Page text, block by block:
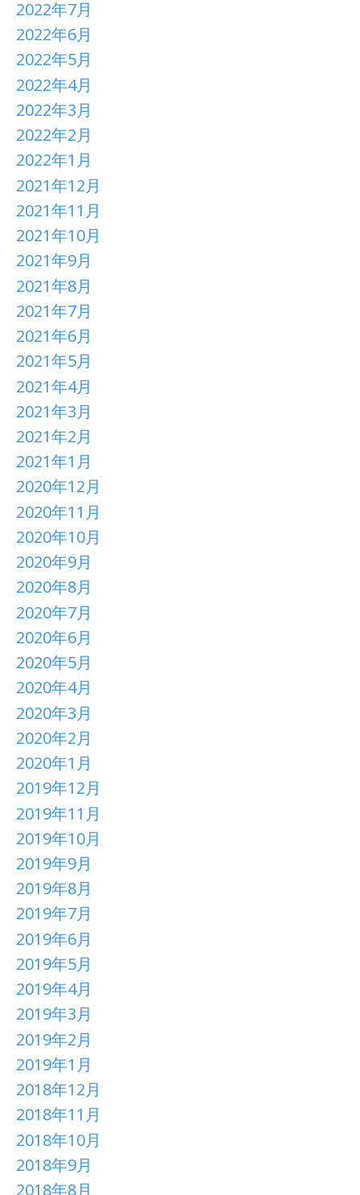
2022年7月
2022年6月
2022年5月
2022年4月
2022年3月
2022年2月
2022年1月
2021年12月
2021年11月
2021年10月
2021年9月
2021年8月
2021年7月
2021年6月
2021年5月
2021年4月
2021年3月
2021年2月
2021年1月
2020年12月
2020年11月
2020年10月
2020年9月
2020年8月
2020年7月
2020年6月
2020年5月
2020年4月
2020年3月
2020年2月
2020年1月
2019年12月
2019年11月
2019年10月
2019年9月
2019年8月
2019年7月
2019年6月
2019年5月
2019年4月
2019年3月
2019年2月
2019年1月
2018年12月
2018年11月
2018年10月
2018年9月
2018年8月